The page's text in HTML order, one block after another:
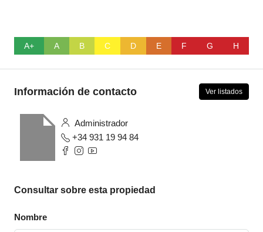
A+ A B C D E F G H
Información de contacto Ver listados
Administrador
+34 931 19 94 84
Consultar sobre esta propiedad
Nombre